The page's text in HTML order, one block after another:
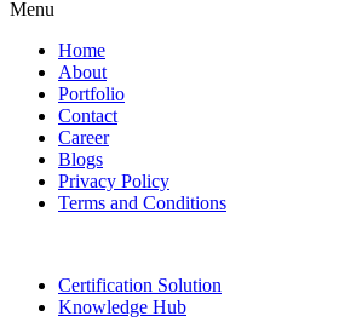
Menu
Home
About
Portfolio
Contact
Career
Blogs
Privacy Policy
Terms and Conditions
Certification Solution
Knowledge Hub